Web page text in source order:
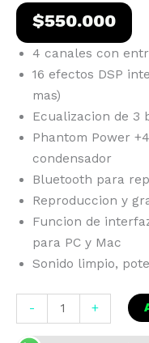
$550.000
4 canales con
16 efectos DSP
mas)
Ecualizacion de 3
Phantom Power
condensador
Bluetooth para
Reproduccion y
Funcion de
para PC y Mac
Sonido limpio,
-
PROFESIONAL
+